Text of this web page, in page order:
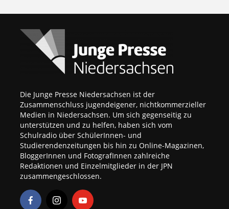
Die Junge Presse Niedersachsen ist der
Zusammenschluss jugendeigener, nichtkommerzieller
Medien in Niedersachsen. Um sich gegenseitig zu
unterstützen und zu helfen, haben sich vom
Schulradio über SchülerInnen- und
Studierendenzeitungen bis hin zu Online-Magazinen,
BloggerInnen und FotografInnen zahlreiche
Redaktionen und Einzelmitglieder in der JPN
zusammengeschlossen.